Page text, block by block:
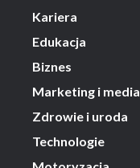
Kariera
Edukacja
Biznes
Marketing i media
Zdrowie i uroda
Technologie